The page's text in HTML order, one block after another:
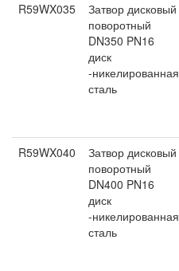
R59WX035
Затвор дисковый
поворотный
DN350 PN16
диск
-никелированная
сталь
R59WX040
Затвор дисковый
поворотный
DN400 PN16
диск
-никелированная
сталь